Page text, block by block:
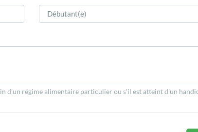
d'un régime alimentaire particulier ou s'il est atteint d'un